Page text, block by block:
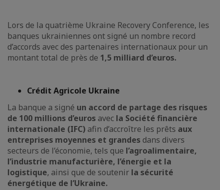
Lors de la quatrième Ukraine Recovery Conference, les
banques ukrainiennes ont signé un nombre record
d’accords avec des partenaires internationaux pour un
montant total de près de 1,5 milliard d’euros.
Crédit Agricole Ukraine
La banque a signé un accord de partage des risques
de 100 millions d’euros avec la Société financière
internationale (IFC) afin d’accroître les prêts aux
entreprises moyennes et grandesdans divers
secteurs de l’économie, tels que l’agroalimentaire,
l’industrie manufacturière, l’énergie et la
logistique, ainsi que de soutenir la sécurité
énergétique de l’Ukraine.